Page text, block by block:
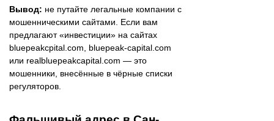
Вывод: не путайте легальные компании с
мошенническими сайтами. Если вам
предлагают «инвестиции» на сайтах
bluepeakcpital.com, bluepeak-capital.com
или realbluepeakcapital.com — это
мошенники, внесённые в чёрные списки
регуляторов.